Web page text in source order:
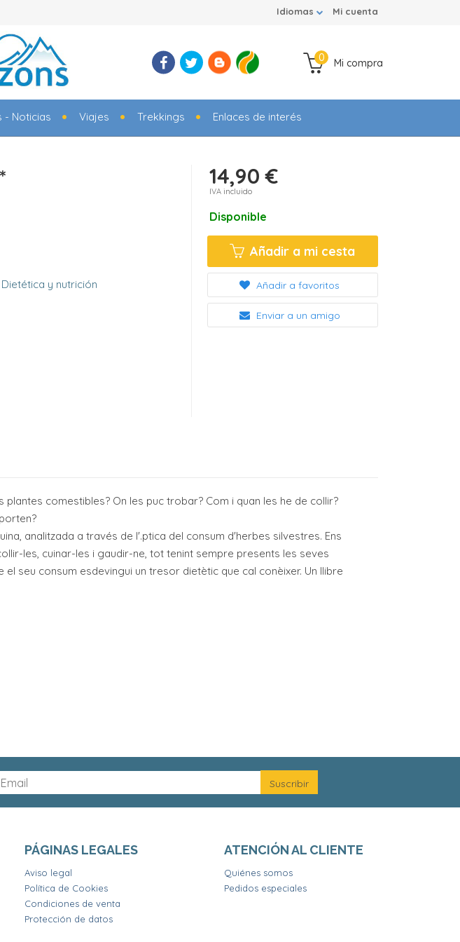
Mi cuenta
Idiomas
Mi compra
0
- Noticias Viajes Trekkings Enlaces de interés
y nutrición
14,90 €
IVA incluido
Disponible
Añadir a mi cesta
Añadir a favoritos
Enviar a un amigo
comestibles? On les puc trobar? Com i quan les he de collir?
analitzada a través de l'.ptica del consum d'herbes silvestres. Ens
les, cuinar-les i gaudir-ne, tot tenint sempre presents les seves
seu consum esdevingui un tresor dietètic que cal conèixer. Un llibre
PÁGINAS LEGALES
Aviso legal
Política de Cookies
Condiciones de venta
Protección de datos
ATENCIÓN AL CLIENTE
Quiénes somos
Pedidos especiales